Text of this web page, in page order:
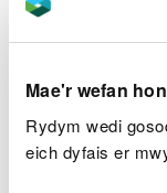
Mae'r wefan
Rydym wedi
eich dyfais er
Caiff pob
haelod bwrdd
cynnwys yr
perthnasol.